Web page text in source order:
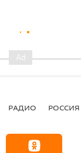
РАДИО РОССИЯ